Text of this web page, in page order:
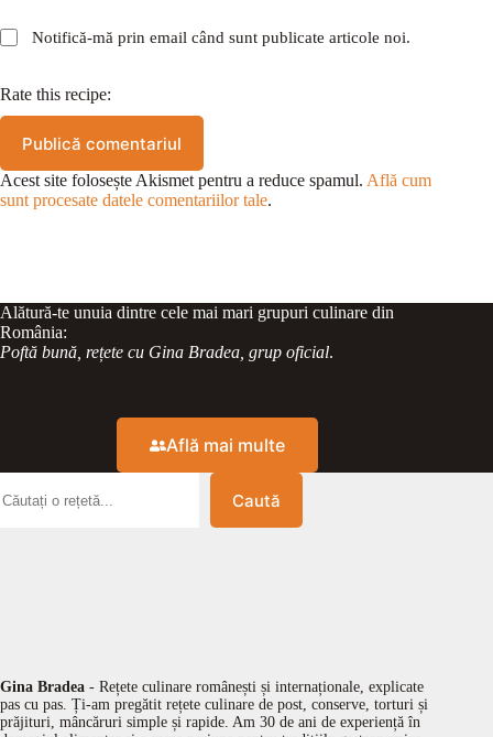
Notifică-mă prin email când sunt publicate articole noi.
Rate this recipe:
Publică comentariul
Acest site folosește Akismet pentru a reduce spamul. Află cum
sunt procesate datele comentariilor tale.
Alătură-te unuia dintre cele mai mari grupuri culinare din
România:
Poftă bună, rețete cu Gina Bradea, grup oficial.
Află mai multe
Caută
Gina Bradea - Rețete culinare românești și internaționale, explicate
pas cu pas. Ți-am pregătit rețete culinare de post, conserve, torturi și
prăjituri, mâncăruri simple și rapide. Am 30 de ani de experiență în